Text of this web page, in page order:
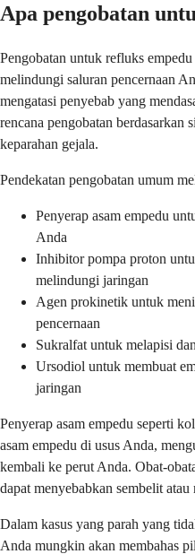
Apa pengobatan
Pengobatan untuk refluks
melindungi saluran pencernaan
mengatasi penyebab yang
rencana pengobatan berdasarkan
keparahan gejala.
Pendekatan pengobatan umum
Penyerap asam empedu
Anda
Inhibitor pompa proton
melindungi jaringan
Agen prokinetik untuk
pencernaan
Sukralfat untuk melapisi
Ursodiol untuk membuat
jaringan
Penyerap asam empedu seperti
asam empedu di usus Anda,
kembali ke perut Anda. Obat-
dapat menyebabkan sembelit
Dalam kasus yang parah yang
Anda mungkin akan membahas